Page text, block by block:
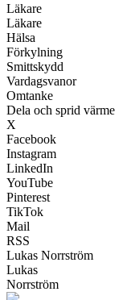
Läkare
Läkare
Hälsa
Förkylning
Smittskydd
Vardagsvanor
Omtanke
Dela och sprid värme
X
Facebook
Instagram
LinkedIn
YouTube
Pinterest
TikTok
Mail
RSS
Lukas Norrström
Lukas
Norrström